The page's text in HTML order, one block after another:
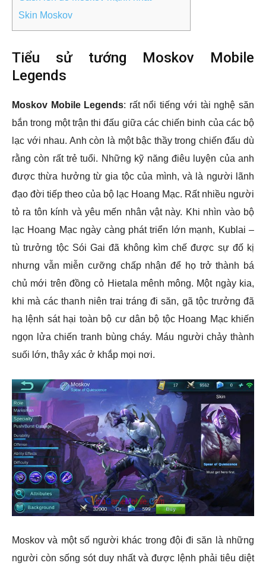
Skin Moskov
Tiểu sử tướng Moskov Mobile
Legends
Moskov Mobile Legends: rất nổi tiếng với tài nghệ săn
bắn trong một trận thi đấu giữa các chiến binh của các bộ
lạc với nhau. Anh còn là một bậc thầy trong chiến đấu dù
rằng còn rất trẻ tuổi. Những kỹ năng điêu luyện của anh
được thừa hưởng từ gia tộc của mình, và là người lãnh
đạo đời tiếp theo của bộ lạc Hoang Mạc. Rất nhiều người
tỏ ra tôn kính và yêu mến nhân vật này. Khi nhìn vào bộ
lạc Hoang Mạc ngày càng phát triển lớn mạnh, Kublai –
tù trưởng tộc Sói Gai đã không kìm chế được sự đố kị
nhưng vẫn miễn cưỡng chấp nhận để họ trở thành bá
chủ mới trên đồng cỏ Hietala mênh mông. Một ngày kia,
khi mà các thanh niên trai tráng đi săn, gã tộc trưởng đã
hạ lệnh sát hại toàn bộ cư dân bộ tộc Hoang Mạc khiến
ngọn lửa chiến tranh bùng cháy. Máu người chảy thành
suối lớn, thây xác ở khắp mọi nơi.
Moskov và một số người khác trong đội đi săn là những
người còn sống sót duy nhất và được lệnh phải tiêu diệt